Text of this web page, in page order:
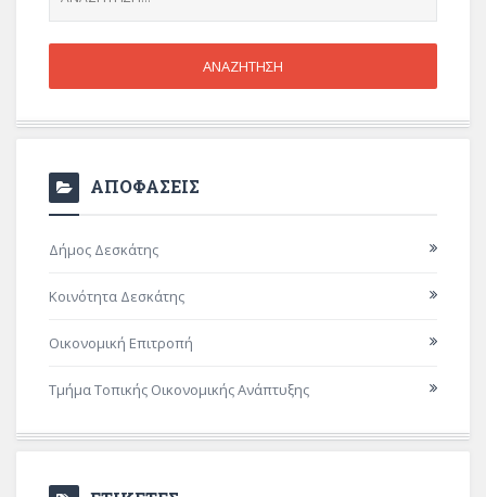
ΑΠΟΦΑΣΕΙΣ
Δήμος Δεσκάτης
Κοινότητα Δεσκάτης
Οικονομική Επιτροπή
Τμήμα Τοπικής Οικονομικής Ανάπτυξης